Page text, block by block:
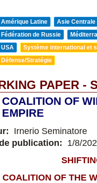
Amérique Latine
Asie Centrale
Fédération de Russie
USA
Système international et
Défense/Stratégie
PAPER -
OF
Irnerio Seminatore
publication: 1/8/
COALITION OF THE